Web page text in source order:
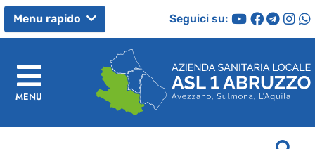
Menu rapido Seguici su:
MENU